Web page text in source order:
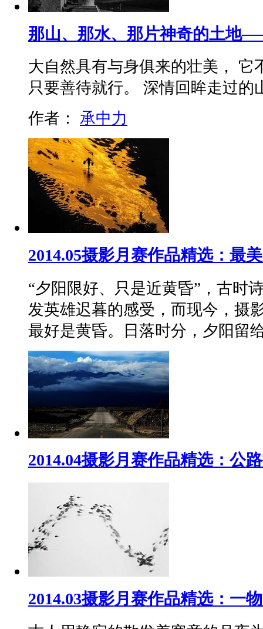
那山、那水、那片神奇的土地
大自然具有与身俱来的壮美， 它
只要善待就行。 深情回眸走过的
作者： 承中力
2014.05摄影月赛作品精选：最
“夕阳限好、只是近黄昏”，古时
发英雄迟暮的感受，而现今，摄
最好是黄昏。日落时分，夕阳
2014.04摄影月赛作品精选：公
2014.03摄影月赛作品精选：一